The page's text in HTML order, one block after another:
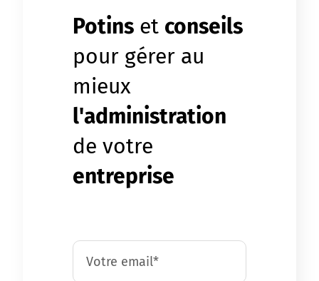
Potinset conseils
pour gérer au
mieux
l'administration
de votre
entreprise